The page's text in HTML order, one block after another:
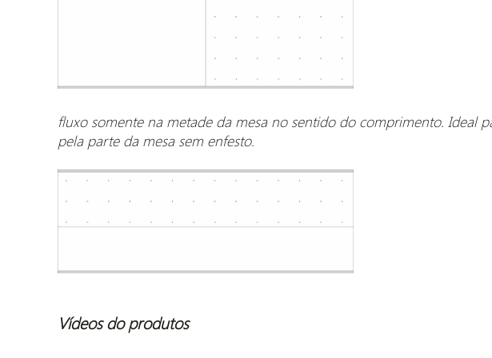
fluxo somente na metade da mesa no sentido do comprimento. Ideal
pela parte da mesa sem enfesto.
Vídeos do produtos